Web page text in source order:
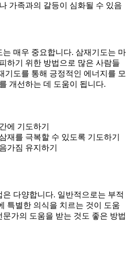
가족과의 갈등이 심화될 수 있음
매우 중요합니다. 삼재기도는 마
하기 위한 방법으로 많은 사람들
기도를 통해 긍정적인 에너지를 모
개선하는 데 도움이 됩니다.
에 기도하기
재를 극복할 수 있도록 기도하기
가짐 유지하기
다양합니다. 일반적으로는 부적
특별한 의식을 치르는 것이 도움
가의 도움을 받는 것도 좋은 방법